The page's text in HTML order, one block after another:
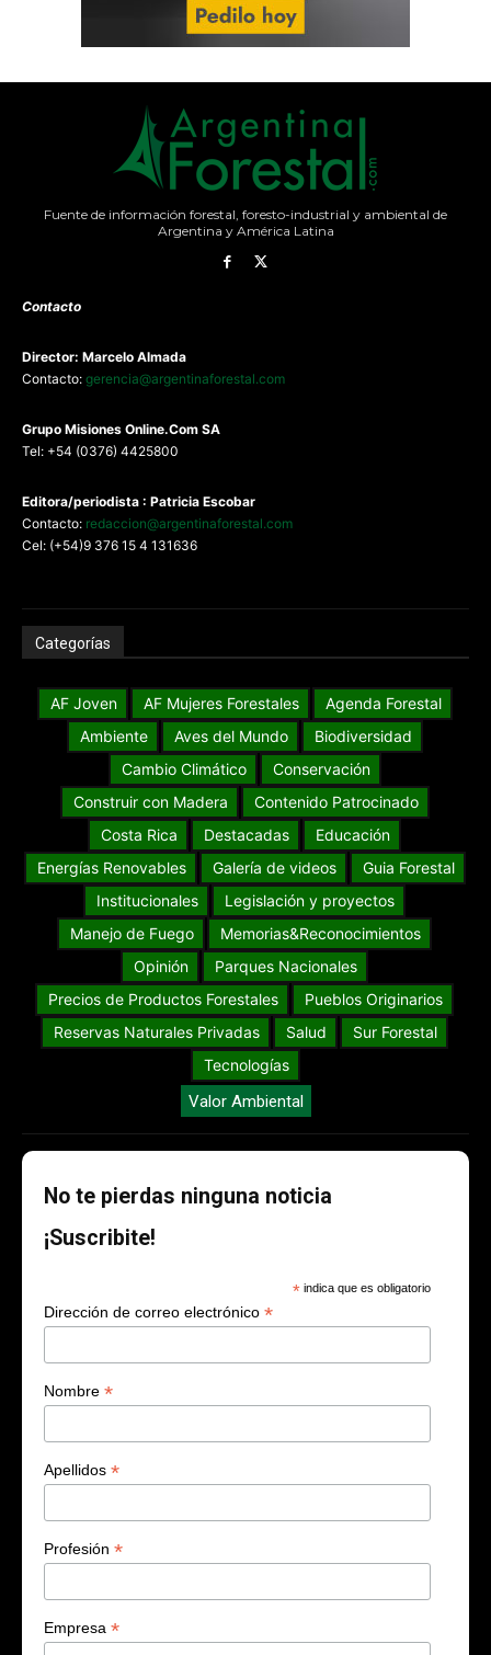
Fuente de información forestal, foresto-industrial y ambiental de
Argentina y América Latina
Contacto
Director: Marcelo Almada
Contacto: gerencia@argentinaforestal.com
Grupo Misiones Online.Com SA
Tel: +54 (0376) 4425800
Editora/periodista : Patricia Escobar
Contacto: redaccion@argentinaforestal.com
Cel: (+54)9 376 15 4 131636
Categorías
AF Joven AF Mujeres Forestales
Agenda Forestal
Ambiente
Aves del Mundo
Biodiversidad
Cambio Climático
Conservación
Construir con Madera
Contenido Patrocinado
Costa Rica
Destacadas
Educación
Energías Renovables
Galería de videos
Guia Forestal
Institucionales
Legislación y proyectos
Manejo de Fuego
Memorias&Reconocimientos
Opinión
Parques Nacionales
Precios de Productos Forestales
Pueblos Originarios
Reservas Naturales Privadas
Salud
Sur Forestal
Tecnologías
Valor Ambiental
No te pierdas ninguna noticia
¡Suscribite!
* indica que es obligatorio
Dirección de correo electrónico *
Nombre *
Apellidos *
Profesión *
Empresa *